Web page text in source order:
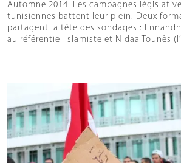
Automne 2014. Les campagnes
tunisiennes battent leur plein. Deux
partagent la tête des sondages :
au référentiel islamiste et Nidaa Tounès